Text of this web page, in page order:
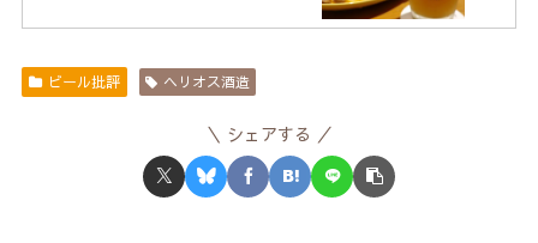
ビール批評 ヘリオス酒造
シェアする